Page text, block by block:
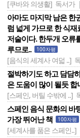
[쿠바와 의생활] 독서가
아마도 마지막 남은 한
럼 넓게 가므로 한 식
저술이다. 한두개 오류
루므로..
100자평
[음식의 세계사 여덟 ..]
절박하기도 하고 담담
은 도움이 많이 될듯
[스페인, 버틸 수밖에 ..]
스페인 음식 문화의 바
가장 뛰어난 책
100자평
[세계사를 품은 스페인..]